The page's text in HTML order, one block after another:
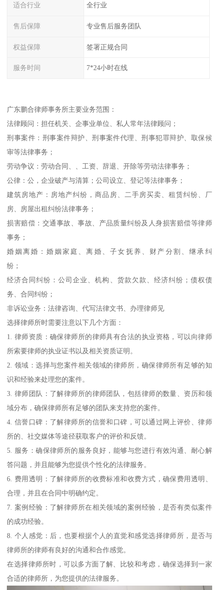
适合行业 全行业
售后保障 专业售后服务团队
权益保障 签署正规合同
服务时间 7*24小时在线
广东鹏合律师事务所主要业务范围：
法律顾问：担任机关、企事业单位、私人常年法律顾问；
刑事案件：刑事案件辩护、刑事案件代理、刑事犯罪辩护、取保候
审等法律事务；
劳动争议：劳动合同、、工资、辞退、开除等劳动法律事务；
公律：公，企业破产与清算；公司设立、登记等法律事务；
建筑房地产：房地产纠纷，商品房、二手房买卖、租赁纠纷、厂
房、房屋出租纠纷法律事务；
损害赔偿：交通事故、事故、产品质量纠纷及人身损害赔偿等律师
事务；
婚姻离婚：婚姻家庭、离婚、子女抚养、财产分割、继承纠
纷；
经济合同纠纷：公司企业、机构、货款欠款、经济纠纷；债权债
务、合同纠纷；
非诉讼业务：法律咨询、代写法律文书、办理律师见
选择律师所时需要注意以下几个方面：
1. 律师资质：确保律师所的律师具有合法的执业资格，可以向律师
所索要律师的执业证书以及相关资质证明。
2. 领域：选择与您案件相关领域的律师所，确保律师所有足够的知
识和经验来处理您的案件。
3. 律师团队：了解律师所的律师团队，包括律师的数量、资历和领
域分布，确保律师所有足够的团队来支持您的案件。
4. 信誉口碑：了解律师所的信誉和口碑，可以通过网上评价、律师
所的、社交媒体等途径获取客户的评价和反馈。
5. 服务：确保律师所的服务良好，能够与您进行有效沟通、耐心解
答问题，并且能够为您提供个性化的法律服务。
6. 费用透明：了解律师所的收费标准和收费方式，确保费用透明、
合理，并且在合同中明确约定。
7. 案例经验：了解律师所在相关领域的案例经验，是否有类似案件
的成功经验。
8. 个人感觉：后，也要根据个人的直觉和感觉选择律师所，是否与
律师所的律师有良好的沟通和合作感觉。
在选择律师所时，可以多方面了解、比较和考虑，确保选择到一家
合适的律师所，为您提供的法律服务。